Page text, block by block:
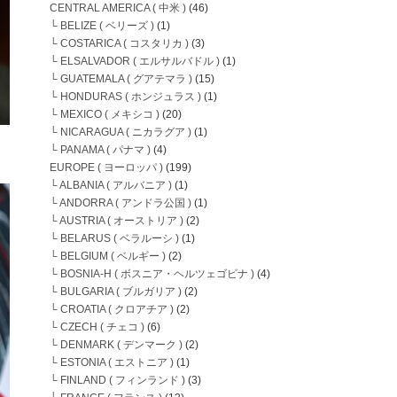
CENTRAL AMERICA ( 中米 ) (46)
└ BELIZE ( ベリーズ ) (1)
└ COSTARICA ( コスタリカ ) (3)
└ ELSALVADOR ( エルサルバドル ) (1)
└ GUATEMALA ( グアテマラ ) (15)
└ HONDURAS ( ホンジュラス ) (1)
└ MEXICO ( メキシコ ) (20)
└ NICARAGUA ( ニカラグア ) (1)
└ PANAMA ( パナマ ) (4)
EUROPE ( ヨーロッパ ) (199)
└ ALBANIA ( アルバニア ) (1)
└ ANDORRA ( アンドラ公国 ) (1)
└ AUSTRIA ( オーストリア ) (2)
└ BELARUS ( ベラルーシ ) (1)
└ BELGIUM ( ベルギー ) (2)
└ BOSNIA-H ( ボスニア・ヘルツェゴビナ ) (4)
└ BULGARIA ( ブルガリア ) (2)
└ CROATIA ( クロアチア ) (2)
└ CZECH ( チェコ ) (6)
└ DENMARK ( デンマーク ) (2)
└ ESTONIA ( エストニア ) (1)
└ FINLAND ( フィンランド ) (3)